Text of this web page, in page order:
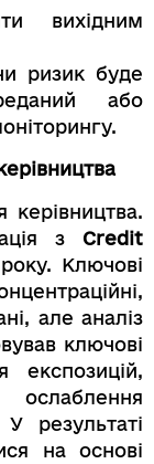
вихідним
ризик буде
або
з Credit
Ключові
але аналіз
ключові
експозицій,
результаті
на основі